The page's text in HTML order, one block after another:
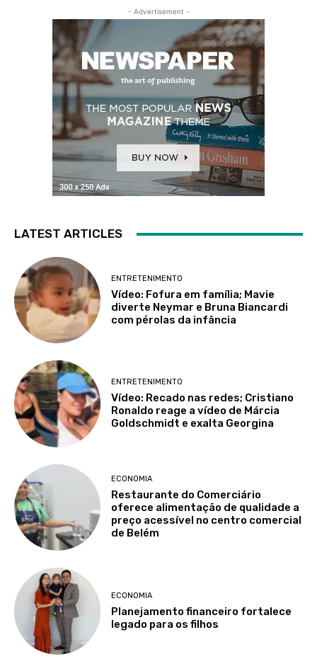
- Advertisement -
LATEST ARTICLES
ENTRETENIMENTO
Vídeo: Fofura em família; Mavie
diverte Neymar e Bruna Biancardi
com pérolas da infância
ENTRETENIMENTO
Vídeo: Recado nas redes; Cristiano
Ronaldo reage a vídeo de Márcia
Goldschmidt e exalta Georgina
ECONOMIA
Restaurante do Comerciário
oferece alimentação de qualidade a
preço acessível no centro comercial
de Belém
ECONOMIA
Planejamento financeiro fortalece
legado para os filhos